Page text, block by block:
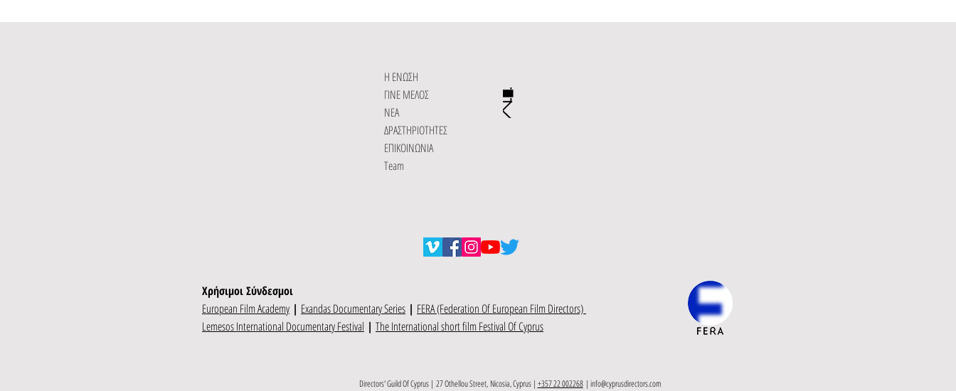
Η ΕΝΩΣΗ
ΓΙΝΕ ΜΕΛΟΣ
ΝΕΑ
ΔΡΑΣΤΗΡΙΟΤΗΤΕΣ
ΕΠΙΚΟΙΝΩΝΙΑ
Team
Χρήσιμοι Σύνδεσμοι
European Film Academy | Exandas Documentary Series | FERA (Federation Of European Film Directors)
Lemesos International Documentary Festival | The International short film Festival Of Cyprus
Directors' Guild Of Cyprus | 27 Othellou Street, Nicosia, Cyprus | +357 22 002268| info@cyprusdirectors.com